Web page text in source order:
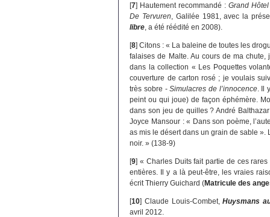
[7] Hautement recommandé :Grand
De Tervuren, Galilée 1981, avec la
libre, a été réédité en 2008).
[8]Citons : « La baleine de toutes les
falaises de Malte. Au cours de ma
dans la collection « Les Poquettes
couverture de carton rosé ; je voulais
très sobre -Simulacres de l’innocence. Il
peint ou qui joue) de façon éphémère.
dans son jeu de quilles ? André
Joyce Mansour : « Dans son poème,
as mis le désert dans un grain de sable ».
noir. » (138-9)
[9]« Charles Duits fait partie de ces
entières. Il y a là peut-être, les vraies
écrit Thierry Guichard (Matricule des
[10] Claude Louis-Combet,Huysmans
avril 2012.